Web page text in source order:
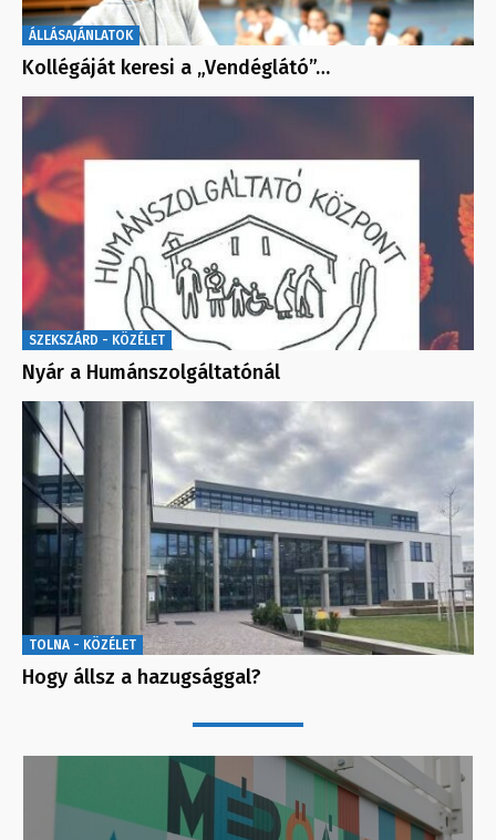
ÁLLÁSAJÁNLATOK
Kollégáját keresi a „Vendéglátó”…
SZEKSZÁRD - KÖZÉLET
Nyár a Humánszolgáltatónál
TOLNA - KÖZÉLET
Hogy állsz a hazugsággal?